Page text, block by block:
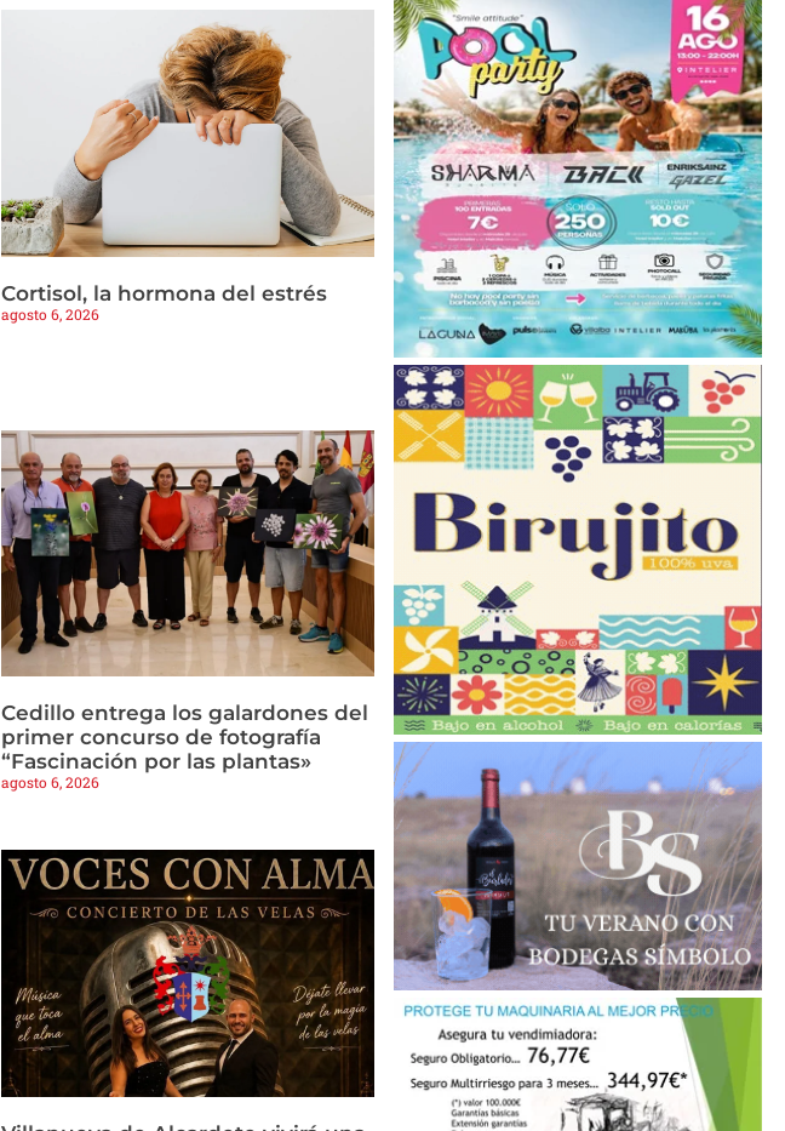
Cortisol, la hormona del estrés
agosto 6, 2026
Cedillo entrega los galardones del
primer concurso de fotografía
“Fascinación por las plantas»
agosto 6, 2026